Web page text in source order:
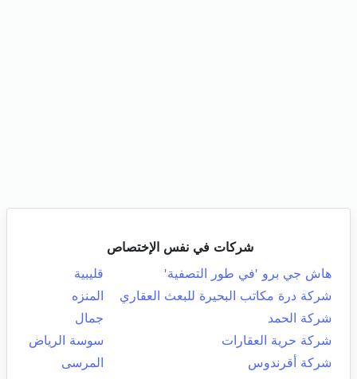
شركات في نفس الإختصاص
هاش جي برو 'في طور التصفية'
قليبية
شركة درة مكاتب البحيرة للبعث العقاري
المنزه
شركة الحمد
جمال
شركة حرية العقارات
سوسة الرياض
شركة أقرندوس
المرسى